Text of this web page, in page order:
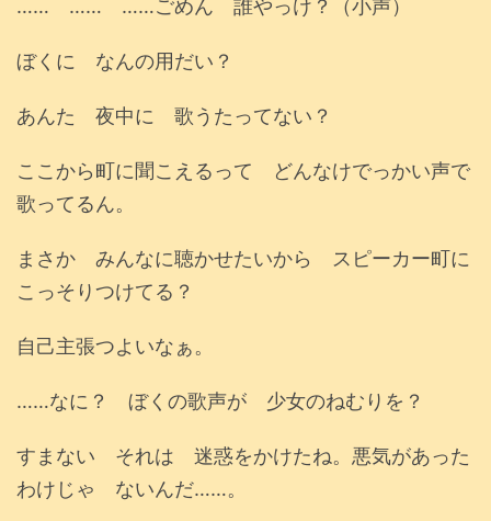
…… …… ……ごめん 誰やっけ？（小声）
ぼくに なんの用だい？
あんた 夜中に 歌うたってない？
ここから町に聞こえるって どんなけでっかい声で
歌ってるん。
まさか みんなに聴かせたいから スピーカー町に
こっそりつけてる？
自己主張つよいなぁ。
……なに？ ぼくの歌声が 少女のねむりを？
すまない それは 迷惑をかけたね。悪気があった
わけじゃ ないんだ……。